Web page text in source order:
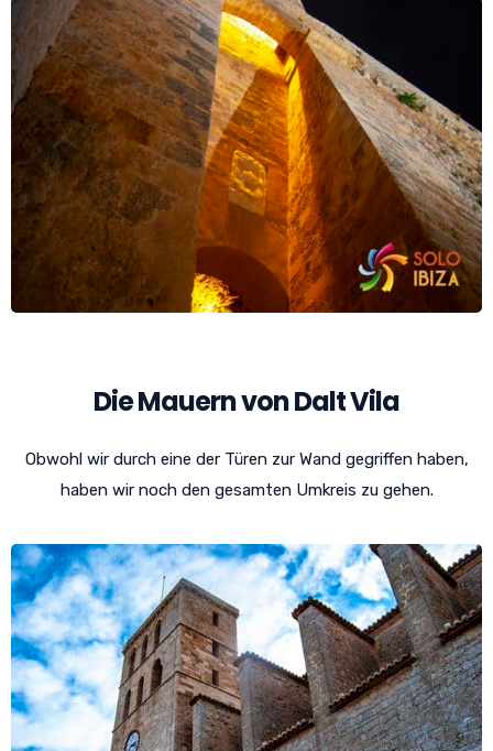
Die Mauern von Dalt Vila
Obwohl wir durch eine der Türen zur Wand gegriffen haben,
haben wir noch den gesamten Umkreis zu gehen.